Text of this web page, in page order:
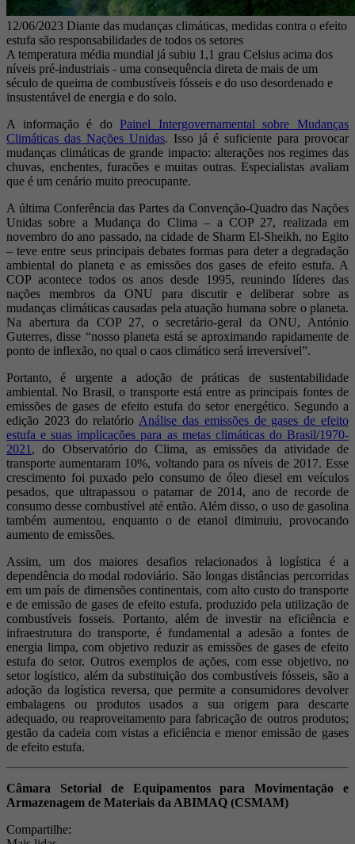
12/06/2023 Diante das mudanças climáticas, medidas contra o efeito
estufa são responsabilidades de todos os setores
A temperatura média mundial já subiu 1,1 grau Celsius acima dos
níveis pré-industriais - uma consequência direta de mais de um
século de queima de combustíveis fósseis e do uso desordenado e
insustentável de energia e do solo.
A informação é doPainel Intergovernamental sobre Mudanças
Climáticas das Nações Unidas. Isso já é suficiente para provocar
mudanças climáticas de grande impacto: alterações nos regimes das
chuvas, enchentes, furacões e muitas outras. Especialistas avaliam
que é um cenário muito preocupante.
A última Conferência das Partes da Convenção-Quadro das Nações
Unidas sobre a Mudança do Clima – a COP 27, realizada em
novembro do ano passado, na cidade de Sharm El-Sheikh, no Egito
– teve entre seus principais debates formas para deter a degradação
ambiental do planeta e as emissões dos gases de efeito estufa. A
COP acontece todos os anos desde 1995, reunindo líderes das
nações membros da ONU para discutir e deliberar sobre as
mudanças climáticas causadas pela atuação humana sobre o planeta.
Na abertura da COP 27, o secretário-geral da ONU, António
Guterres, disse “nosso planeta está se aproximando rapidamente de
ponto de inflexão, no qual o caos climático será irreversível”.
Portanto, é urgente a adoção de práticas de sustentabilidade
ambiental. No Brasil, o transporte está entre as principais fontes de
emissões de gases de efeito estufa do setor energético. Segundo a
edição 2023 do relatório Análise das emissões de gases de efeito
estufa e suas implicações para as metas climáticas do Brasil/1970-
2021 , do Observatório do Clima, as emissões da atividade de
transporte aumentaram 10%, voltando para os níveis de 2017. Esse
crescimento foi puxado pelo consumo de óleo diesel em veículos
pesados, que ultrapassou o patamar de 2014, ano de recorde de
consumo desse combustível até então. Além disso, o uso de gasolina
também aumentou, enquanto o de etanol diminuiu, provocando
aumento de emissões.
Assim, um dos maiores desafios relacionados à logística é a
dependência do modal rodoviário. São longas distâncias percorridas
em um país de dimensões continentais, com alto custo do transporte
e de emissão de gases de efeito estufa, produzido pela utilização de
combustíveis fosseis. Portanto, além de investir na eficiência e
infraestrutura do transporte, é fundamental a adesão a fontes de
energia limpa, com objetivo reduzir as emissões de gases de efeito
estufa do setor. Outros exemplos de ações, com esse objetivo, no
setor logístico, além da substituição dos combustíveis fósseis, são a
adoção da logística reversa, que permite a consumidores devolver
embalagens ou produtos usados a sua origem para descarte
adequado, ou reaproveitamento para fabricação de outros produtos;
gestão da cadeia com vistas a eficiência e menor emissão de gases
de efeito estufa.
Câmara Setorial de Equipamentos para Movimentação e
Armazenagem de Materiais da ABIMAQ (CSMAM)
Compartilhe: